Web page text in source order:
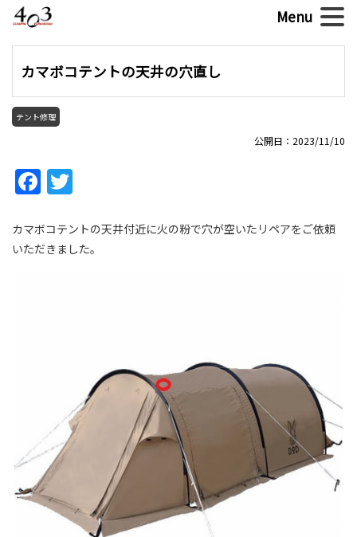
カマボコテントの天井の穴直し
テント修理
公開日：2023/11/10
Facebook
カマボコテントの天井付近に火の粉で穴が空いたリペアをご依頼
いただきました。